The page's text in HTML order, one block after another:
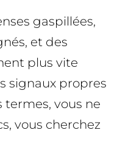
gaspillées,
et des
plus vite
signaux propres
termes, vous ne
vous cherchez